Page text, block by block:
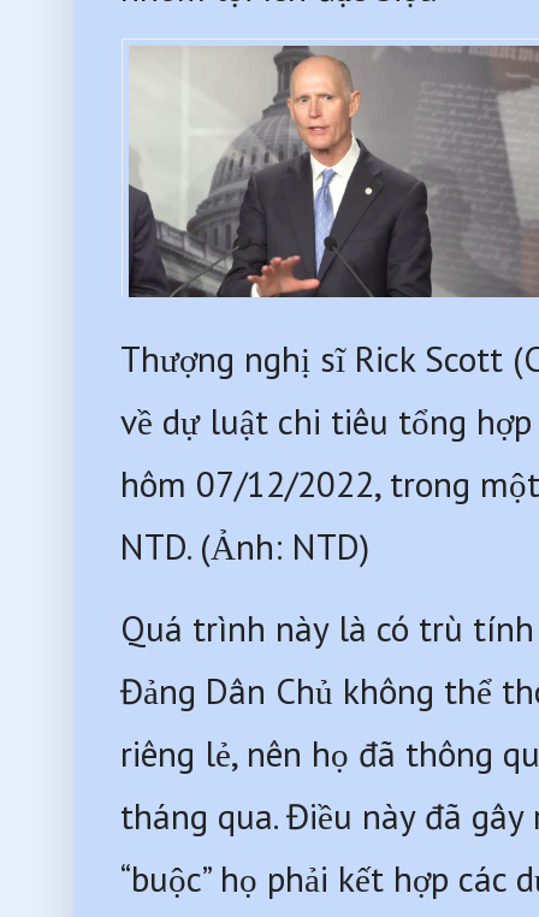
Thượng nghị sĩ Rick Scott
về dự luật chi tiêu tổng
hôm 07/12/2022, trong
NTD. (Ảnh: NTD)
Quá trình này là có trù
Đảng Dân Chủ không thể
riêng lẻ, nên họ đã thông
tháng qua. Điều này đã
“buộc” họ phải kết hợp